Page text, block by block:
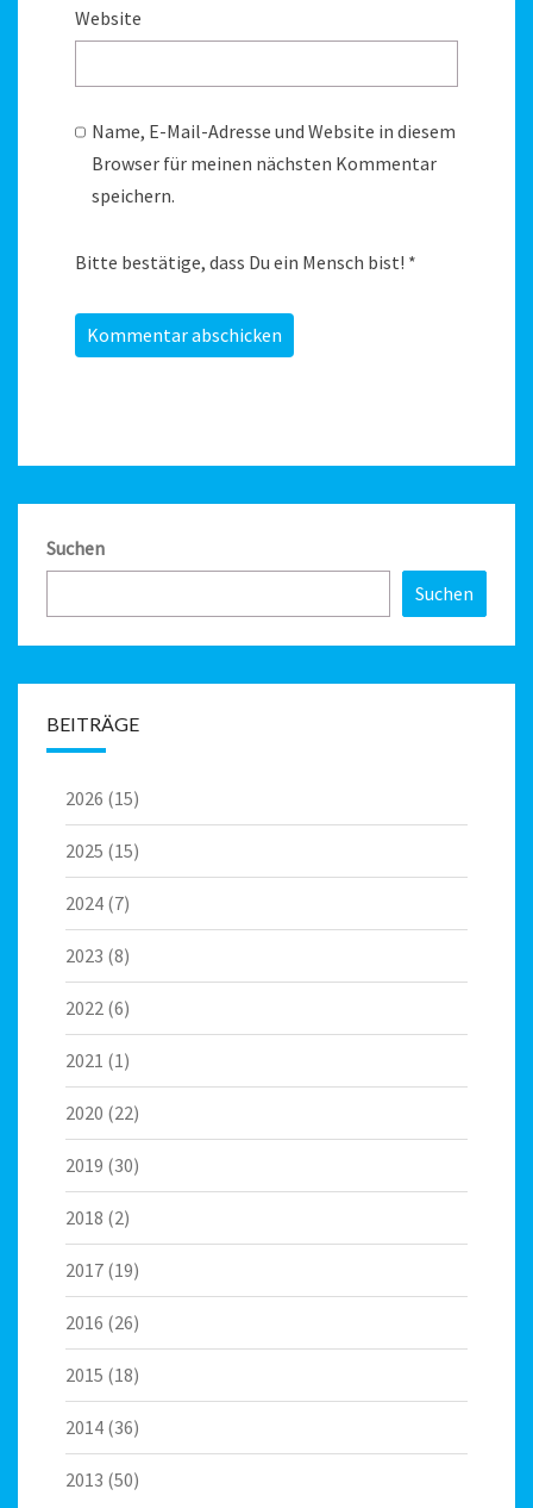
Website
Name, E-Mail-Adresse und Website in diesem
Browser für meinen nächsten Kommentar
speichern.
Bitte bestätige, dass Du ein Mensch bist! *
Suchen
Suchen
BEITRÄGE
2026 (15)
2025 (15)
2024 (7)
2023 (8)
2022 (6)
2021 (1)
2020 (22)
2019 (30)
2018 (2)
2017 (19)
2016 (26)
2015 (18)
2014 (36)
2013 (50)